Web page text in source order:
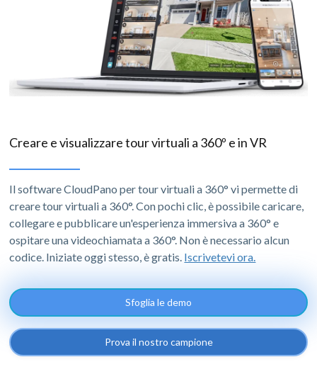
Creare e visualizzare tour virtuali a 360º e in VR
Il software CloudPano per tour virtuali a 360° vi permette di
creare tour virtuali a 360°. Con pochi clic, è possibile caricare,
collegare e pubblicare un'esperienza immersiva a 360° e
ospitare una videochiamata a 360°. Non è necessario alcun
codice. Iniziate oggi stesso, è gratis. Iscrivetevi ora.
Sfoglia le demo
Prova il nostro campione